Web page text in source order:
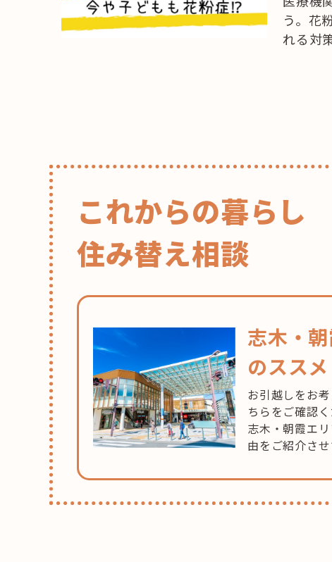
う。花
れる対
これからの暮らし
住み替え相談
志木・
のススメ
お引越しをお
ちらをご確認く
志木・朝霞エ
由をご紹介させ